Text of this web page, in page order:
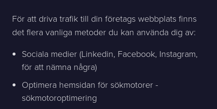
För att driva trafik till din företags webbplats finns
det flera vanliga metoder du kan använda dig av:
Sociala medier (Linkedin, Facebook, Instagram,
för att nämna några)
Optimera hemsidan för sökmotorer -
sökmotoroptimering